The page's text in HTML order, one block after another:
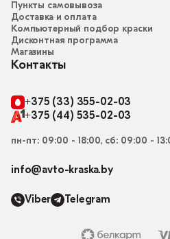
Пункты самовывоза
Доставка и оплата
Компьютерный подбор краски
Дисконтная программа
Магазины
Контакты
+375 (33) 355-02-03
+375 (44) 535-02-03
пн-пт: 09:00 - 18:00, сб: 09:00 -
info@avto-kraska.by
Viber Telegram